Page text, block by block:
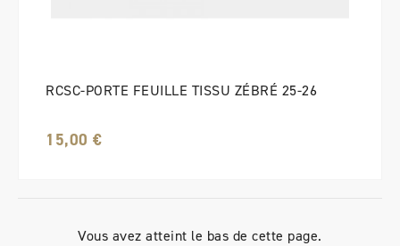
RCSC-PORTE FEUILLE TISSU ZÉBRÉ 25-26
15,00 €
Vous avez atteint le bas de cette page.